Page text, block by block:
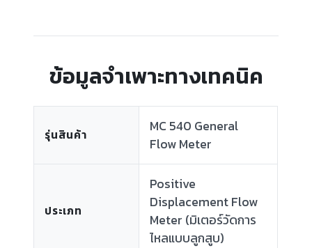
ข้อมูลจำเพาะทางเทคนิค
รุ่นสินค้า
MC 540 General
Flow Meter
ประเภท
Positive
Displacement Flow
Meter (มิเตอร์วัดการ
ไหลแบบลูกสูบ)